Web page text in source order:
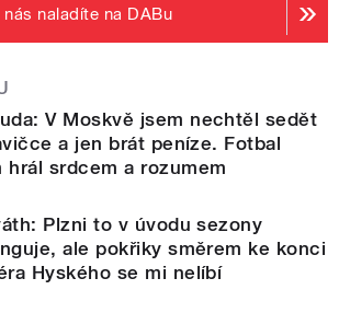
nás naladíte na DABu
V Moskvě jsem nechtěl sedět
a jen brát peníze. Fotbal
hrál srdcem a rozumem
Plzni to v úvodu sezony
ale pokřiky směrem ke konci
Hyského se mi nelíbí